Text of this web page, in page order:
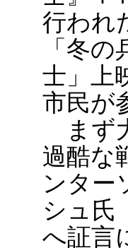
行われ
「冬
士」上
市民が
まず
過酷な
ンター
シュ氏
へ証言